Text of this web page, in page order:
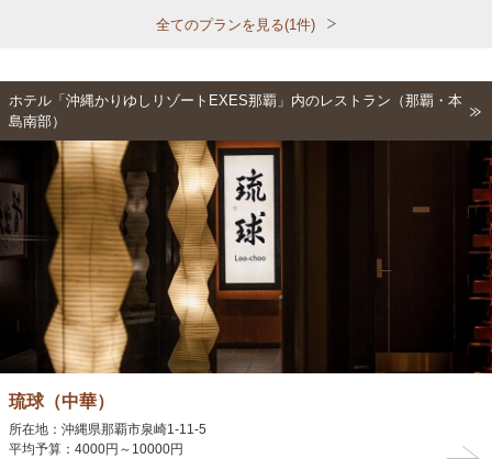
全てのプランを見る(1件)
ホテル「沖縄かりゆしリゾートEXES那覇」内のレストラン（那覇・本
島南部）
琉球（中華）
所在地：沖縄県那覇市泉崎1-11-5
平均予算：4000円～10000円